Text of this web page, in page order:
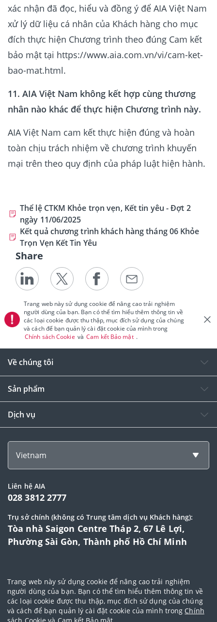
xác nhận đã đọc, hiểu và đồng ý để AIA Việt Nam
xử lý dữ liệu cá nhân của Khách hàng cho mục
đích thực hiện Chương trình theo đúng Cam kết
bảo mật tại https://www.aia.com.vn/vi/cam-ket-
bao-mat.html.
11. AIA Việt Nam không kết hợp cùng thương
nhân nào khác để thực hiện Chương trình này.
AIA Việt Nam cam kết thực hiện đúng và hoàn
toàn chịu trách nhiệm về chương trình khuyến
mại trên theo quy định của pháp luật hiện hành.
Thể lệ CTKM Khỏe trọn vẹn, Kết tin yêu - Đợt 2
ngày 11/06/2025
Kết quả chương trình khách hàng tháng 06 Khỏe
Trọn Vẹn Kết Tin Yêu
Share
Trang web này sử dụng cookie để nâng cao trải nghiệm
người dùng của bạn. Bạn có thể tìm hiểu thêm thông tin về
các loại cookie được thu thập, mục đích sử dụng của chúng
và cách để bạn quản lý cài đặt cookie của mình trong
Chính sách Cookie và Cam kết Bảo mật .
Về chúng tôi
Sản phẩm
Dịch vụ
Vietnam
Liên hệ AIA
028 3812 2777
Trụ sở chính (không có Trung tâm dịch vụ Khách hàng):
Tòa nhà Saigon Centre Tháp 2, 67 Lê Lợi,
Phường Sài Gòn, Thành phố Hồ Chí Minh
Đại lý Ngoại hạng AIA|Điều khoản sử dụng |Cam kết bảo mật|Chính
sách bảo vệ dữ liệu cá nhân|Chính sách cookie |Quy tắc đạo đức|
Điều khoản và điều kiện sử dụng dịch vụ thanh toán trực tuyến
Trang web này sử dụng cookie để nâng cao trải nghiệm
người dùng của bạn. Bạn có thể tìm hiểu thêm thông tin về
các loại cookie được thu thập, mục đích sử dụng của chúng
và cách để bạn quản lý cài đặt cookie của mình trong Chính